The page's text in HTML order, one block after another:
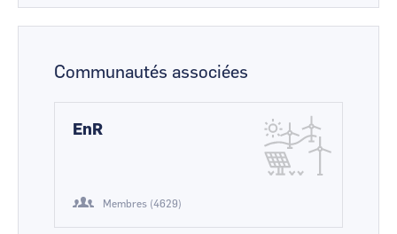
Communautés associées
EnR
Membres (4629)